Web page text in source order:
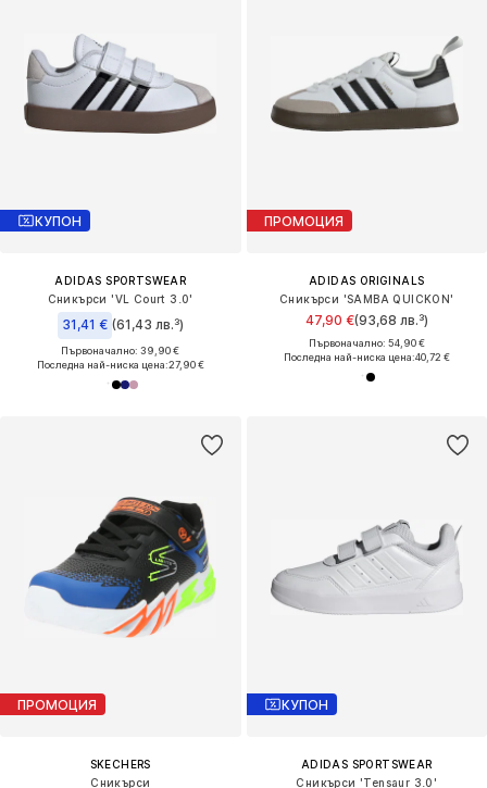
КУПОН
ADIDAS SPORTSWEAR
Сникърси 'VL Court 3.0'
31,41 € (61,43 лв.³)
Първоначално: 39,90 €
Последна най-ниска цена:27,90 €
ПРОМОЦИЯ
ADIDAS ORIGINALS
Сникърси 'SAMBA QUICKON'
47,90 €(93,68 лв.³)
Първоначално: 54,90 €
Последна най-ниска цена:40,72 €
ПРОМОЦИЯ
SKECHERS
Сникърси
КУПОН
ADIDAS SPORTSWEAR
Сникърси 'Tensaur 3.0'